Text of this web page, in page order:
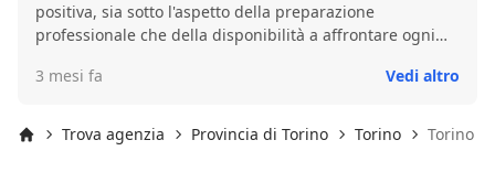
positiva, sia sotto l'aspetto della preparazione
professionale che della disponibilità a affrontare ogni
assolutamente di grande spessore. Il collaboratore e
3 mesi fa Vedi altro
Trova agenzia Provincia di Torino Torino Torino